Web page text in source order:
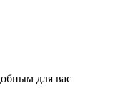
для вас